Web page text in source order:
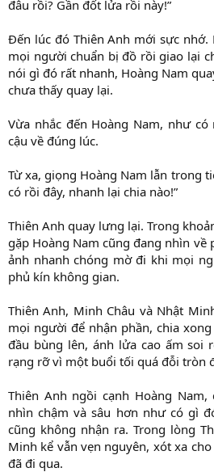
đâu rồi? Gần đốt lửa rồi này!”
Đến lúc đó Thiên Anh mới sực nhớ.
mọi người chuẩn bị đồ rồi giao lại
nói gì đó rất nhanh, Hoàng Nam
chưa thấy quay lại.
Vừa nhắc đến Hoàng Nam, như
cậu về đúng lúc.
Từ xa, giọng Hoàng Nam lẫn trong
có rồi đây, nhanh lại chia nào!”
Thiên Anh quay lưng lại. Trong
gặp Hoàng Nam cũng đang nhìn
ảnh nhanh chóng mờ đi khi mọi
phủ kín không gian.
Thiên Anh, Minh Châu và Nhật
mọi người để nhận phần, chia
đầu bùng lên, ánh lửa cao ấm soi
rạng rỡ vì một buổi tối quá đỗi tròn
Thiên Anh ngồi cạnh Hoàng
nhìn chậm và sâu hơn như có gì
cũng không nhận ra. Trong lòng
Minh kể vẫn vẹn nguyên, xót xa
đã đi qua.